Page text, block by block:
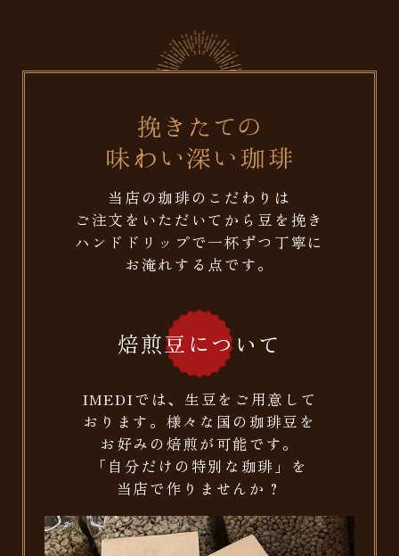
当店の珈琲のこだわりは
ご注文をいただいてから豆を挽き
ハンドドリップで一杯ずつ丁寧に
お淹れする点です。
焙煎豆について
IMEDIでは、生豆をご用意して
おります。様々な国の珈琲豆を
お好みの焙煎が可能です。
「自分だけの特別な珈琲」を
当店で作りませんか？